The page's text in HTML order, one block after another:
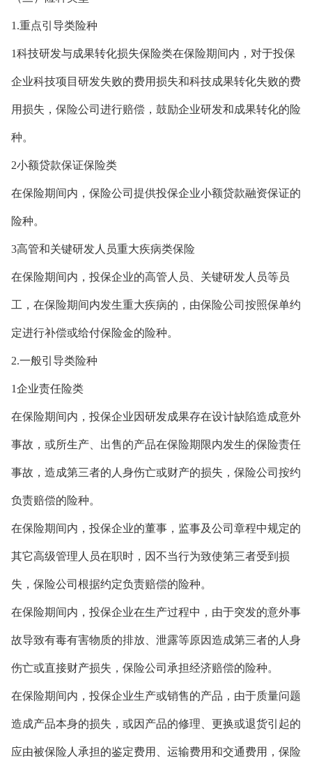
1.重点引导类险种
1科技研发与成果转化损失保险类在保险期间内，对于投保
企业科技项目研发失败的费用损失和科技成果转化失败的费
用损失，保险公司进行赔偿，鼓励企业研发和成果转化的险
种。
2小额贷款保证保险类
在保险期间内，保险公司提供投保企业小额贷款融资保证的
险种。
3高管和关键研发人员重大疾病类保险
在保险期间内，投保企业的高管人员、关键研发人员等员
工，在保险期间内发生重大疾病的，由保险公司按照保单约
定进行补偿或给付保险金的险种。
2.一般引导类险种
1企业责任险类
在保险期间内，投保企业因研发成果存在设计缺陷造成意外
事故，或所生产、出售的产品在保险期限内发生的保险责任
事故，造成第三者的人身伤亡或财产的损失，保险公司按约
负责赔偿的险种。
在保险期间内，投保企业的董事，监事及公司章程中规定的
其它高级管理人员在职时，因不当行为致使第三者受到损
失，保险公司根据约定负责赔偿的险种。
在保险期间内，投保企业在生产过程中，由于突发的意外事
故导致有毒有害物质的排放、泄露等原因造成第三者的人身
伤亡或直接财产损失，保险公司承担经济赔偿的险种。
在保险期间内，投保企业生产或销售的产品，由于质量问题
造成产品本身的损失，或因产品的修理、更换或退货引起的
应由被保险人承担的鉴定费用、运输费用和交通费用，保险